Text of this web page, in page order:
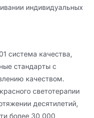
индивидуальных
система качества,
стандарты с
качеством.
светотерапии
десятилетий,
более 30,000